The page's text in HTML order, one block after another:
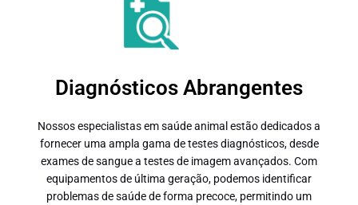
Diagnósticos Abrangentes
Nossos especialistas em saúde animal estão dedicados a
fornecer uma ampla gama de testes diagnósticos, desde
exames de sangue a testes de imagem avançados. Com
equipamentos de última geração, podemos identificar
problemas de saúde de forma precoce, permitindo um